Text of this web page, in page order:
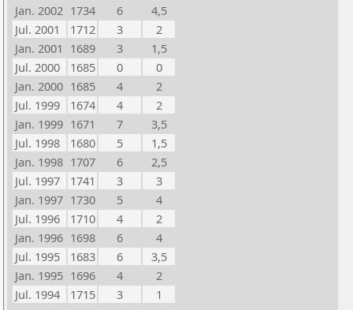
Jan. 2002 1734 6
4,5
Jul. 2001
1712 3
2
Jan. 2001 1689 3
1,5
Jul. 2000
1685 0
0
Jan. 2000 1685 4
2
Jul. 1999
1674 4
2
Jan. 1999 1671 7
3,5
Jul. 1998
1680 5
1,5
Jan. 1998 1707 6
2,5
Jul. 1997
1741 3
3
Jan. 1997 1730 5
4
Jul. 1996
1710 4
2
Jan. 1996 1698 6
4
Jul. 1995
1683 6
3,5
Jan. 1995 1696 4
2
Jul. 1994
1715 3
1